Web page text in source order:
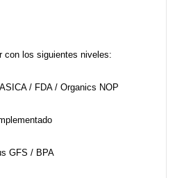
con los siguientes niveles:
/ FDA / Organics NOP
GFS / BPA